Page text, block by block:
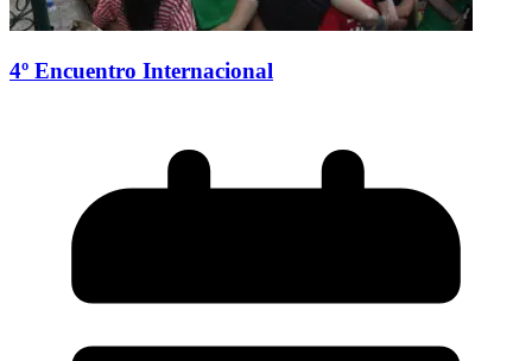
4º Encuentro Internacional